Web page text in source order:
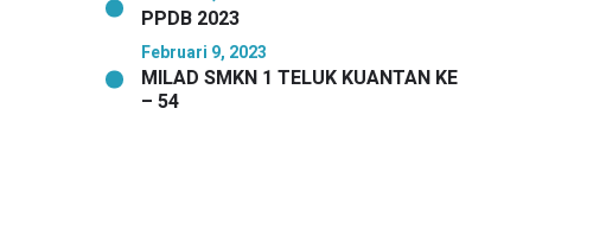
PPDB 2023
Februari 9, 2023
MILAD SMKN 1 TELUK KUANTAN KE
– 54